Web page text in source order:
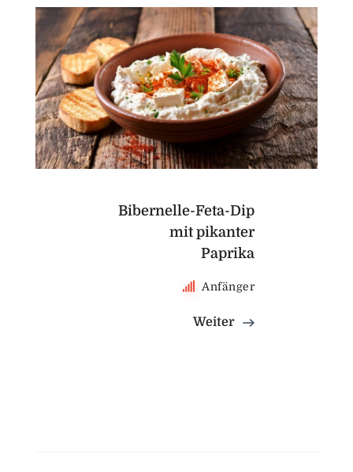
Bibernelle-Feta-Dip
mit pikanter
Paprika
Anfänger
Weiter